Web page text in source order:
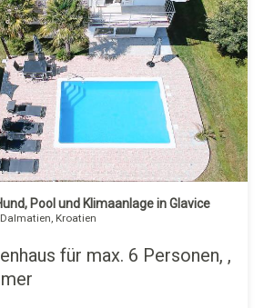
Pool und Klimaanlage in Glavice
Kroatien
für max. 6 Personen, ,